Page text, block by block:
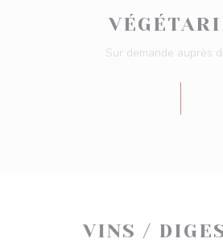
Sur demande auprès
VINS /